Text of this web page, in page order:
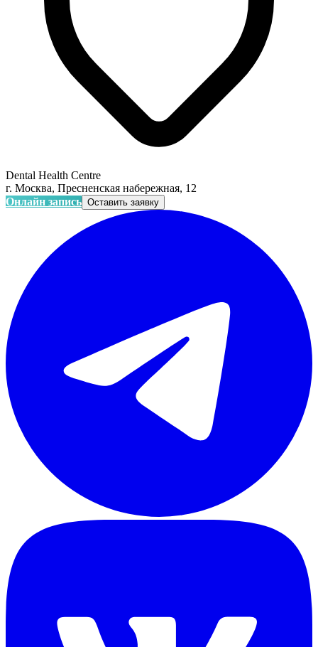
Dental Health Centre
г. Москва, Пресненская набережная, 12
Онлайн запись Оставить заявку